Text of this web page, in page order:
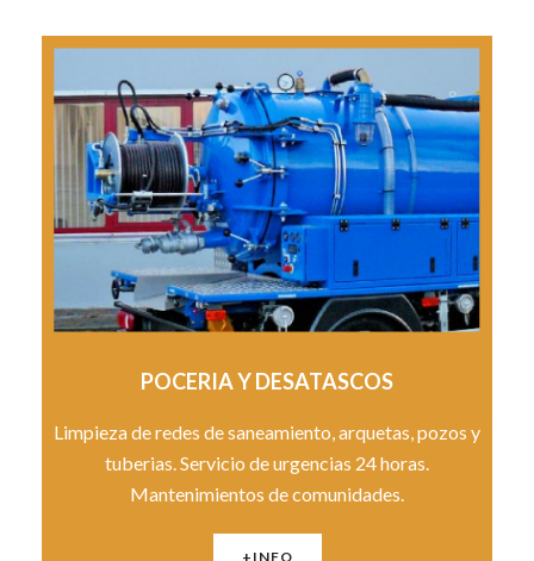
POCERIA Y DESATASCOS
Limpieza de redes de saneamiento, arquetas, pozos y
tuberias. Servicio de urgencias 24 horas.
Mantenimientos de comunidades.
+INFO